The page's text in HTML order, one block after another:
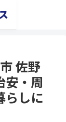
佐野
安・周
らしに